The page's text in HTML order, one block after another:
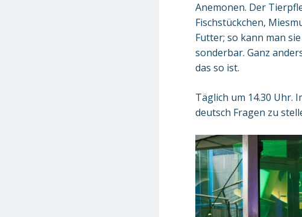
Anemonen. Der
Fischstückchen,
Futter; so kann man
sonderbar. Ganz
das so ist.
Täglich um 14.30 Uhr.
deutsch Fragen zu